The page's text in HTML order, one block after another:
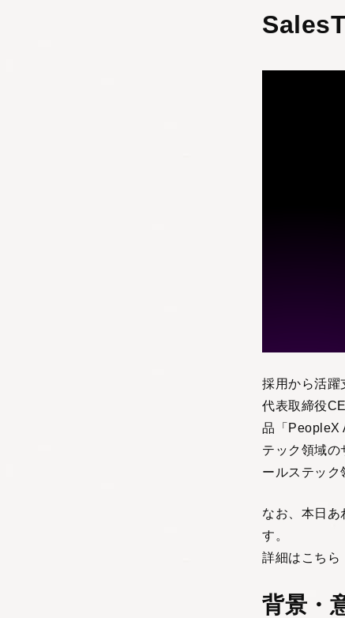
採用から活躍
代表取締役
品「PeopleX
テック領域の
ールステック
なお、本日あ
す。
詳細はこちら
背景・